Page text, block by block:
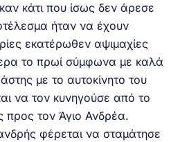
κάτι που ίσως δεν άρεσε
ήταν να έχουν
εκατέρωθεν αψιμαχίες
το πρωί σύμφωνα με καλά
με το αυτοκίνητο του
να τον κυνηγούσε από το
προς τον Άγιο Ανδρέα.
φέρεται να σταμάτησε